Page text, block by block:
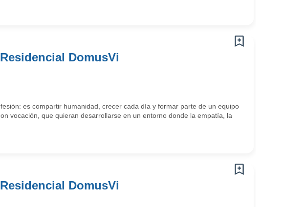
DomusVi
es compartir humanidad, crecer cada día y formar parte de un equipo
vocación, que quieran desarrollarse en un entorno donde la empatía, la
DomusVi